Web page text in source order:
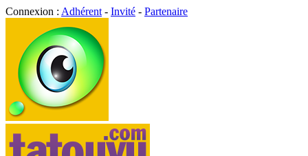
Connexion : Adhérent - Invité - Partenaire